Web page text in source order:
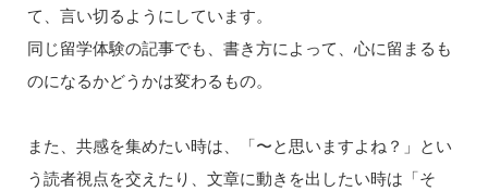
て、言い切るようにしています。
同じ留学体験の記事でも、書き方によって、心に留まるも
のになるかどうかは変わるもの。
また、共感を集めたい時は、「〜と思いますよね？」とい
う読者視点を交えたり、文章に動きを出したい時は「そ